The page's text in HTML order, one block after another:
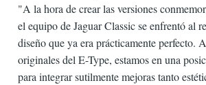
"A la hora de crear las versiones
el equipo de Jaguar Classic se enfrentó al
diseño que ya era prácticamente perfecto.
originales del E-Type, estamos en una
para integrar sutilmente mejoras tanto